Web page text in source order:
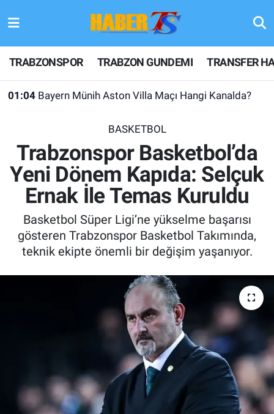
TRABZONSPOR TRABZON GUNDEMI TRANSFER
01:04 Bayern Münih Aston Villa Maçı Hangi Kanalda?
BASKETBOL
Trabzonspor Basketbol’da
Yeni Dönem Kapıda: Selçuk
Ernak İle Temas Kuruldu
Basketbol Süper Ligi’ne yükselme başarısı
gösteren Trabzonspor Basketbol Takımında,
teknik ekipte önemli bir değişim yaşanıyor.
TRABZONSPOR
TRABZON GUNDEMI
KULİS MEYDANI
1461 TRABZON
FUTBOL
GENEL
Hava Durumu
Trafik Durumu
Son Dakika Haberleri
Haber Arşivi